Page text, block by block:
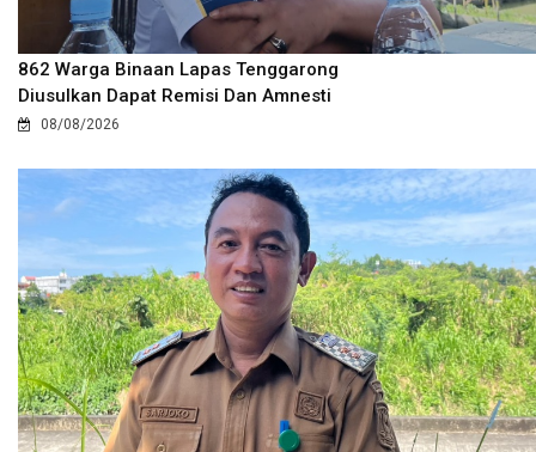
862 Warga Binaan Lapas Tenggarong
Diusulkan Dapat Remisi Dan Amnesti
08/08/2026